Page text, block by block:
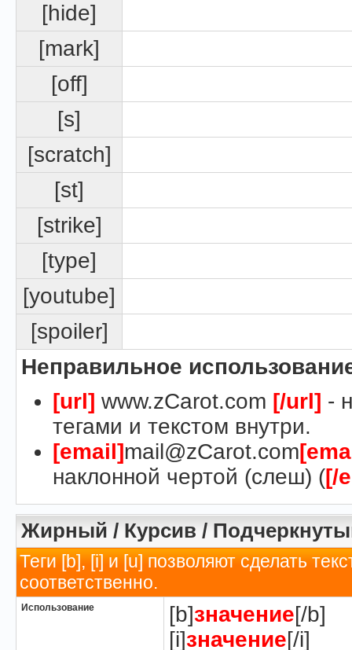
[hide]
[mark]
[off]
[s]
[scratch]
[st]
[strike]
[type]
[youtube]
[spoiler]
Неправильное
[url] www.zCarot.com [/url] -
тегами и текстом внутри.
[email]mail@zCarot.com
наклонной чертой (слеш) ([/
Жирный / Курсив /
Теги [b], [i] и [u] позволяют сделать
соответственно.
Использование [b]значение[/b]
[i]значение[/i]